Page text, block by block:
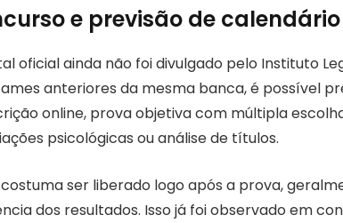
e previsão de calendário
oficial ainda não foi divulgado pelo Instituto
anteriores da mesma banca, é possível
online, prova objetiva com múltipla
psicológicas ou análise de títulos.
ser liberado logo após a prova,
dos resultados. Isso já foi observado em